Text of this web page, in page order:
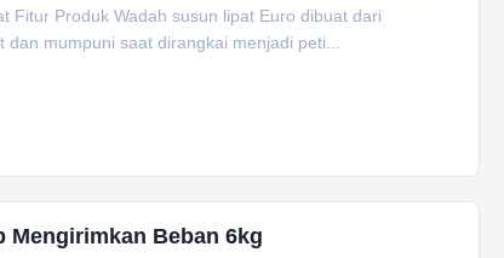
Fitur Produk Wadah susun lipat Euro dibuat dari
mumpuni saat dirangkai menjadi peti...
Mengirimkan Beban 6kg